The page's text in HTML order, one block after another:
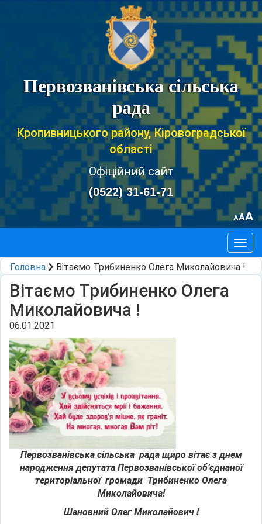
Первозванівська сільська
рада
Кропивницького району, Кіровоградської
області
Офіційний сайт
(0522) 31-61-71
AAA
Головна
Вітаємо Трибиненко Олега Миколайовича !
Вітаємо Трибиненко Олега
Миколайовича !
06.01.2021
Первозванівська сільська рада щиро вітаєз днем
народження депутата Первозванівської об’єднаної
територіальної громади Трибиненко Олега
Миколайовича!
Шановний Олег Миколайович !